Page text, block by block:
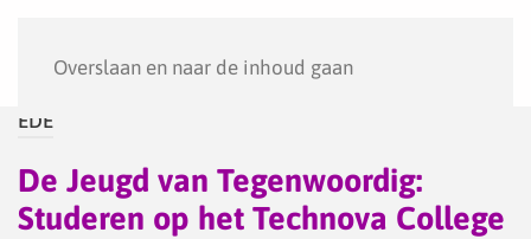
Overslaan en naar de inhoud gaan
EDE
De Jeugd van Tegenwoordig:
Studeren op het Technova College